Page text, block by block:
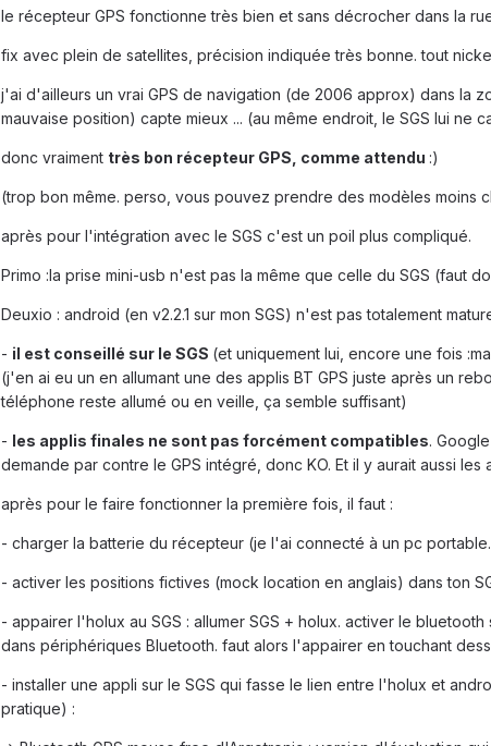
le récepteur GPS fonctionne très bien et sans décrocher dans la
fix avec plein de satellites, précision indiquée très bonne. tout
j'ai d'ailleurs un vrai GPS de navigation (de 2006 approx) dans la
mauvaise position) capte mieux ... (au même endroit, le SGS lui ne
donc vraiment très bon récepteur GPS, comme attendu :)
(trop bon même. perso, vous pouvez prendre des modèles moins
après pour l'intégration avec le SGS c'est un poil plus compliqué.
Primo :la prise mini-usb n'est pas la même que celle du SGS (faut
Deuxio : android (en v2.2.1 sur mon SGS) n'est pas totalement
- il est conseillé sur le SGS (et uniquement lui, encore une fois
(j'en ai eu un en allumant une des applis BT GPS juste après un
téléphone reste allumé ou en veille, ça semble suffisant)
- les applis finales ne sont pas forcément compatibles.
demande par contre le GPS intégré, donc KO. Et il y aurait aussi
après pour le faire fonctionner la première fois, il faut :
- charger la batterie du récepteur (je l'ai connecté à un pc
- activer les positions fictives (mock location en anglais) dans ton
- appairer l'holux au SGS : allumer SGS + holux. activer le
dans périphériques Bluetooth. faut alors l'appairer en touchant
- installer une appli sur le SGS qui fasse le lien entre l'holux et
pratique) :